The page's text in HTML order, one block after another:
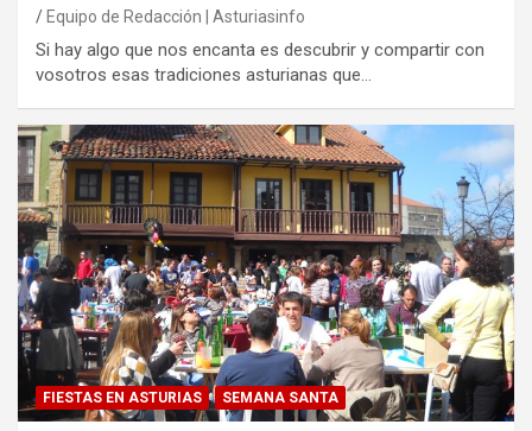
Equipo de Redacción | Asturiasinfo
Si hay algo que nos encanta es descubrir y compartir con
vosotros esas tradiciones asturianas que…
FIESTAS EN ASTURIAS SEMANA SANTA